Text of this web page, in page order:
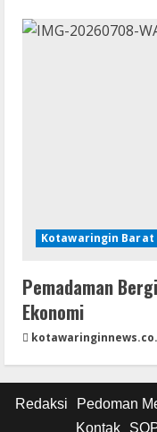
Kotawaringin Barat
Pemadaman
Ekonomi
Redaksi Pedoman
Kontak